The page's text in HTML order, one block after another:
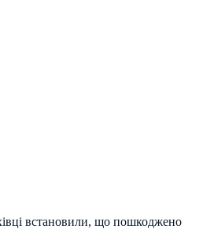
встановили, що пошкоджено